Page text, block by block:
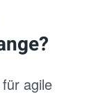
für agile